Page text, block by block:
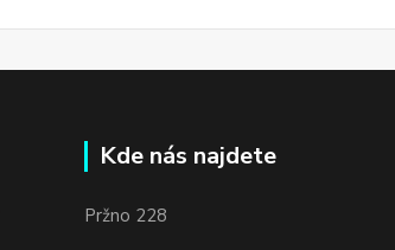
Kde nás najdete
Pržno 228